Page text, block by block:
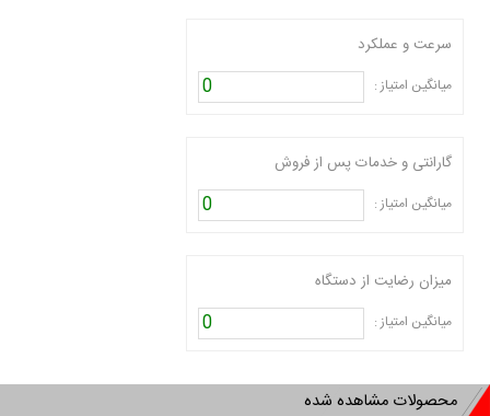
سرعت و عملکرد
میانگین امتیاز : 0
گارانتی و خدمات پس از فروش
میانگین امتیاز : 0
میزان رضایت از دستگاه
میانگین امتیاز : 0
محصولات مشاهده شده